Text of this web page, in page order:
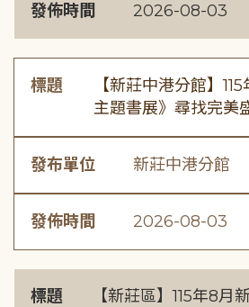
發佈時間 2026-08-03
標題
【新莊中港分館】
主題書展》尋找完美
發布單位 新莊中港分館
發佈時間 2026-08-03
標題
【新莊區】115年8月